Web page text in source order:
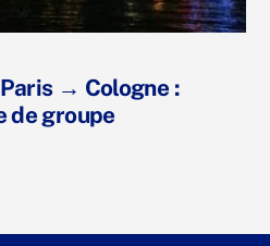
→ Cologne :
de groupe